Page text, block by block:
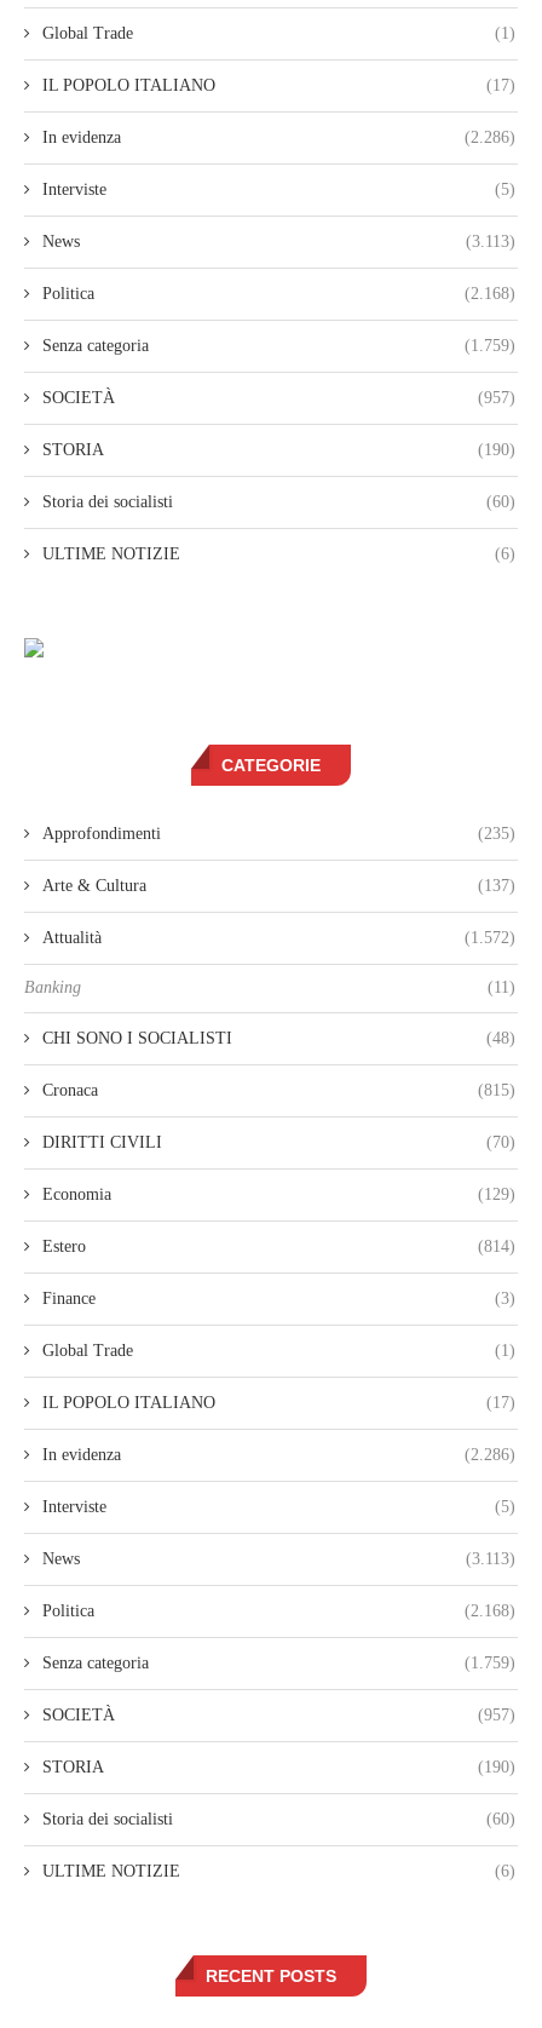
Global Trade (1)
IL POPOLO ITALIANO (17)
In evidenza (2.286)
Interviste (5)
News (3.113)
Politica (2.168)
Senza categoria (1.759)
SOCIETÀ (957)
STORIA (190)
Storia dei socialisti (60)
ULTIME NOTIZIE (6)
CATEGORIE
Approfondimenti (235)
Arte & Cultura (137)
Attualità (1.572)
Banking (11)
CHI SONO I SOCIALISTI (48)
Cronaca (815)
DIRITTI CIVILI (70)
Economia (129)
Estero (814)
Finance (3)
Global Trade (1)
IL POPOLO ITALIANO (17)
In evidenza (2.286)
Interviste (5)
News (3.113)
Politica (2.168)
Senza categoria (1.759)
SOCIETÀ (957)
STORIA (190)
Storia dei socialisti (60)
ULTIME NOTIZIE (6)
RECENT POSTS